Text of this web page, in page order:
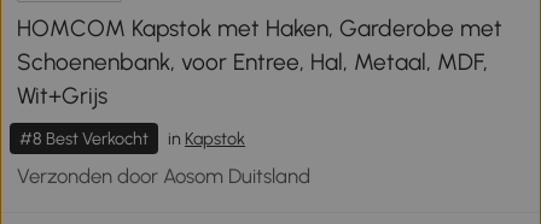
HOMCOM Kapstok met Haken, Garderobe met
Schoenenbank, voor Entree, Hal, Metaal, MDF,
Wit+Grijs
#8 Best Verkocht in Kapstok
Verzonden door Aosom Duitsland